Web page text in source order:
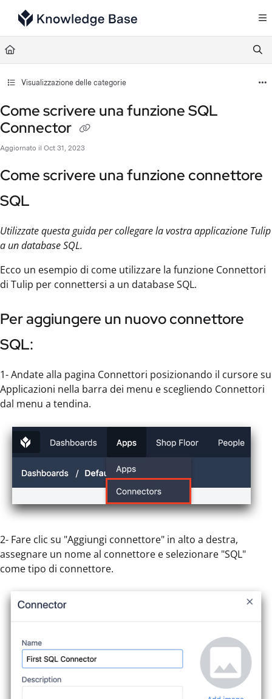
Documentation Index
Fetch the complete documentation index at:
Use this file to discover all available pages before exploring further.
Visualizzazione delle categorie
Come scrivere una funzione SQL
Connector
Aggiornato il Oct 31, 2023
Come scrivere una funzione connettore
SQL
Utilizzate questa guida per collegare la vostra applicazione Tulip
a un database SQL.
Ecco un esempio di come utilizzare la funzione Connettori
di Tulip per connettersi a un database SQL.
Per aggiungere un nuovo connettore
SQL:
1- Andate alla pagina Connettori posizionando il cursore su
Applicazioni nella barra dei menu e scegliendo Connettori
dal menu a tendina.
2- Fare clic su "Aggiungi connettore" in alto a destra,
assegnare un nome al connettore e selezionare "SQL"
come tipo di connettore.